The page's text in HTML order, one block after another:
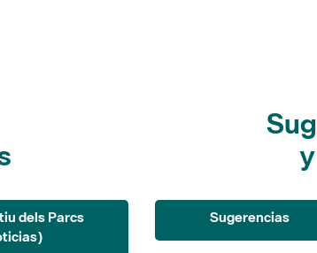
dels Parcs
Sugerencias